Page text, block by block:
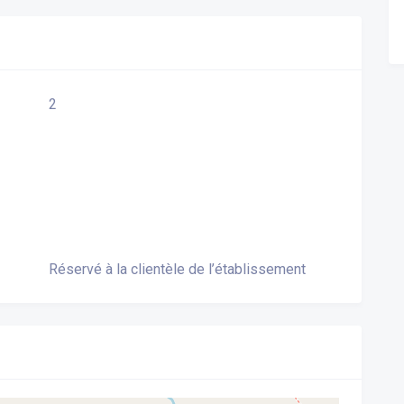
2
Réservé à la clientèle de l’établissement